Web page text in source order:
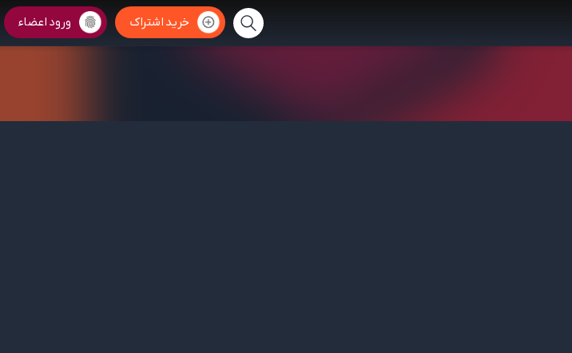
ورود اعضاء خرید اشتراک